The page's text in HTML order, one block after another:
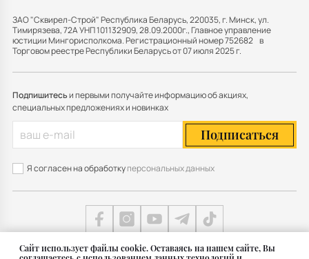
Cайт использует файлы cookie. Оставаясь на нашем сайте, Вы
ЗАО "Сквирел-Строй" Республика Беларусь, 220035, г. Минск, ул.
Тимирязева, 72А УНП 101132909, 28.09.2000г., Главное управление
юстиции Мингорисполкома. Регистрационный номер 752682 в
Торговом реестре Республики Беларусь от 07 июля 2025 г.
Подпишитесьи первыми получайте информацию об акциях,
специальных предложениях и новинках
Подписаться
Я согласен на обработкуперсональных данных